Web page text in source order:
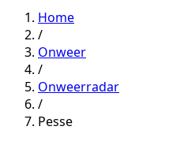
Home
/
Onweer
/
Onweerradar
/
Pesse